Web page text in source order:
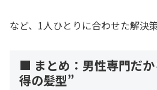
など、1人ひとりに合わせた解決
■ まとめ：男性専門だ
得の髪型”